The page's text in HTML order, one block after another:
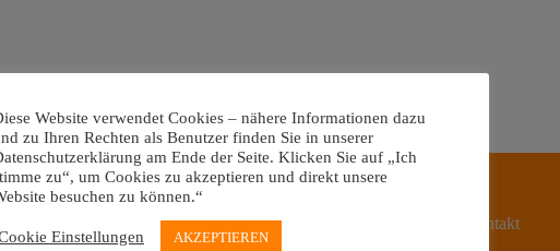
Website verwendet Cookies – nähere Informationen dazu
zu Ihren Rechten als Benutzer finden Sie in unserer
am Ende der Seite. Klicken Sie auf „Ich
zu“, um Cookies zu akzeptieren und direkt unsere
besuchen zu können.“
Einstellungen AKZEPTIEREN
Oberneulander Landstraße 39 & Mühlenfeldstraße 20
Kontakt